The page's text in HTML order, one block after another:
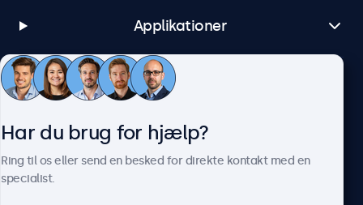
Applikationer
Kundeservice
Har du brug for hjælp?
Ring til os eller send en besked for direkte kontakt med en
specialist.